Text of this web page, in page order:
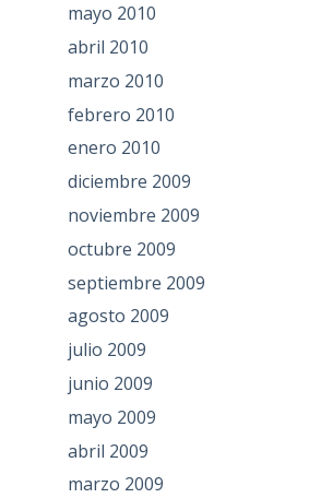
mayo 2010
abril 2010
marzo 2010
febrero 2010
enero 2010
diciembre 2009
noviembre 2009
octubre 2009
septiembre 2009
agosto 2009
julio 2009
junio 2009
mayo 2009
abril 2009
marzo 2009